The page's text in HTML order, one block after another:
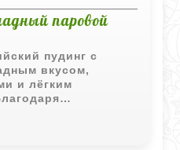
паровой
пудинг с
вкусом,
и лёгким
десерт
и очень